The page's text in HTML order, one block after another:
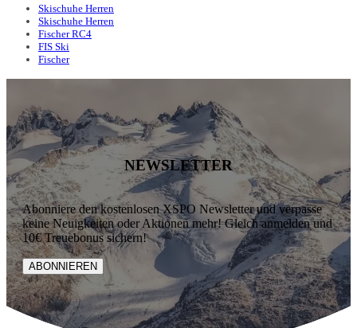
Skischuhe Herren
Skischuhe Herren
Fischer RC4
FIS Ski
Fischer
NEWSLETTER
Abonniere den kostenlosen XSPO Newsletter und verpasse
keine Neuigkeiten oder Aktionen mehr! Gleich anmelden und
10€ Treuebonus sichern!
ABONNIEREN